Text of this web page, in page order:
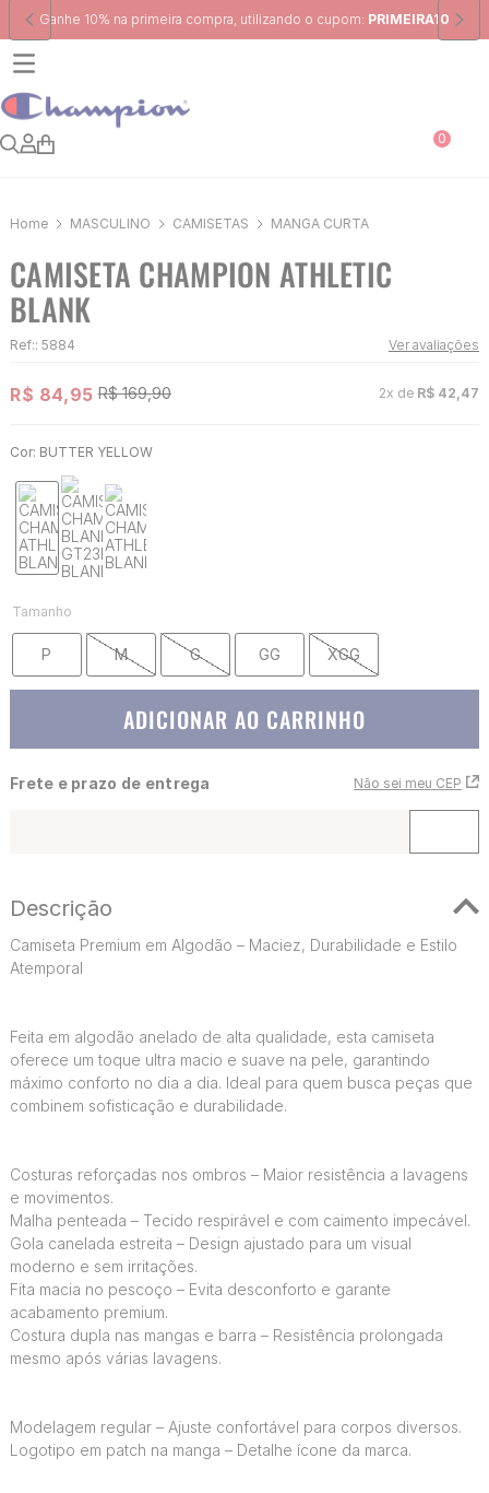
Frete Grátispara região Sudeste em pedidos acima de R$ 399,00
0
MASCULINO CAMISETAS MANGA CURTA
CAMISETA CHAMPION ATHLETIC
BLANK
Ref:: 5884 Ver avaliações
R$ 84,95 R$ 169,90 2x de R$ 42 47
Cor: BUTTER YELLOW
Tamanho
P M G GG XGG
ADICIONAR AO CARRINHO
Frete e prazo de entrega Não sei meu CEP
Descrição
Camiseta Premium em Algodão – Maciez, Durabilidade e Estilo
Atemporal
Feita em algodão anelado de alta qualidade, esta camiseta
oferece um toque ultra macio e suave na pele, garantindo
máximo conforto no dia a dia. Ideal para quem busca peças que
combinem sofisticação e durabilidade.
Costuras reforçadas nos ombros – Maior resistência a lavagens
e movimentos.
Malha penteada – Tecido respirável e com caimento impecável.
Gola canelada estreita – Design ajustado para um visual
moderno e sem irritações.
Fita macia no pescoço – Evita desconforto e garante
acabamento premium.
Costura dupla nas mangas e barra – Resistência prolongada
mesmo após várias lavagens.
Modelagem regular – Ajuste confortável para corpos diversos.
Logotipo em patch na manga – Detalhe ícone da marca.